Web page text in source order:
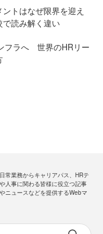
トはなぜ限界を迎え
読み解く違い
フラへ 世界のHRリー
常業務からキャリアパス、HRテ
人事に関わる皆様に役立つ記事
ニュースなどを提供するWebマ